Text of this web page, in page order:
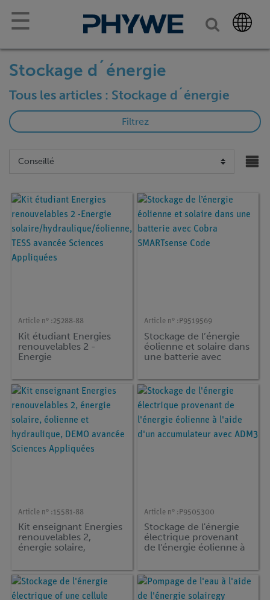
☰
Stockage d´énergie
Tous les articles : Stockage d´énergie
Filtrez
Article n° :25288-88
Kit étudiant Energies
renouvelables 2 -
Energie
éolienne, TESS avancée
Sciences Appliquées
Article n° : P9519569
Stockage de l’énergie
éolienne et solaire dans
une batterie avec
Code
Article n° :15581-88
Kit enseignant Energies
renouvelables 2,
énergie solaire,
hydraulique, DEMO
avancée Sciences
Appliquées
Article n° : P9505300
Stockage de l'énergie
électrique provenant
de l'énergie éolienne à
accumulateur avec
ADM3